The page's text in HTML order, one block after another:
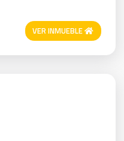
VER INMUEBLE